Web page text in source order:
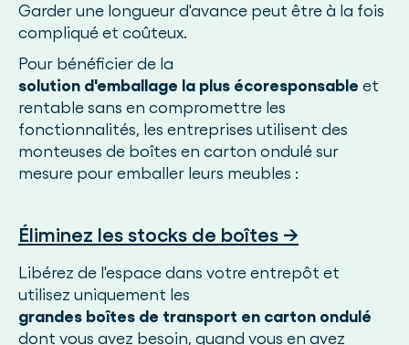
Garder une longueur d'avance peut être à la fois
compliqué et coûteux.
Pour bénéficier de la
solution d'emballage la plus écoresponsable et
rentable sans en compromettre les
fonctionnalités, les entreprises utilisent des
monteuses de boîtes en carton ondulé sur
mesure pour emballer leurs meubles :
Éliminez les stocks de boîtes →
Libérez de l'espace dans votre entrepôt et
utilisez uniquement les
grandes boîtes de transport en carton ondulé
dont vous avez besoin, quand vous en avez